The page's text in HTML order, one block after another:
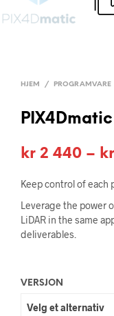
HJEM / PROGRAMVARE
PIX4Dmatic
kr 2 440 – kr
Keep control of each
Leverage the power
LiDAR in the same
deliverables.
VERSJON